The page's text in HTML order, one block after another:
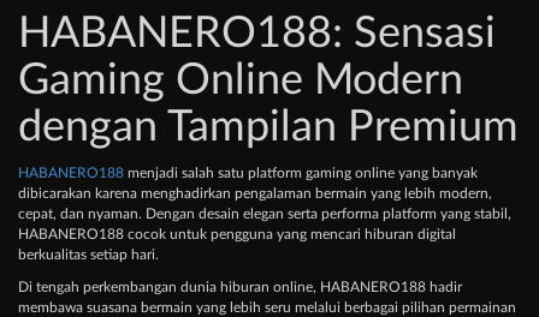
HABANERO188: Sensasi
Gaming Online Modern
dengan Tampilan Premium
HABANERO188 menjadi salah satu platform gaming online yang banyak
dibicarakan karena menghadirkan pengalaman bermain yang lebih modern,
cepat, dan nyaman. Dengan desain elegan serta performa platform yang stabil,
HABANERO188 cocok untuk pengguna yang mencari hiburan digital
berkualitas setiap hari.
Di tengah perkembangan dunia hiburan online, HABANERO188 hadir
membawa suasana bermain yang lebih seru melalui berbagai pilihan permainan